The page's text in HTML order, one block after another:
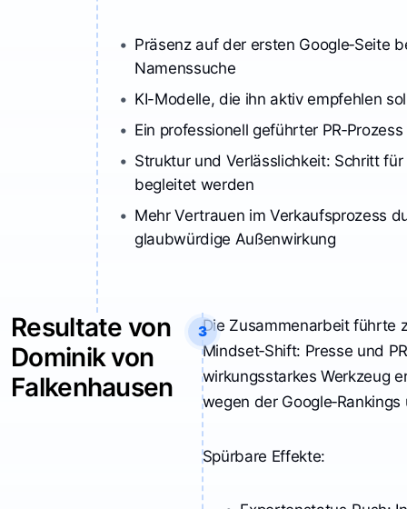
Präsenz auf der ersten Google‑Seite
Namenssuche
KI-Modelle, die ihn aktiv empfehlen
Ein professionell geführter PR‑Prozess
Struktur und Verlässlichkeit: Schritt für
begleitet werden
Mehr Vertrauen im Verkaufsprozess
glaubwürdige Außenwirkung
Resultate von
Dominik von
Falkenhausen
3Die Zusammenarbeit führte
Mindset‑Shift: Presse und
wirkungsstarkes Werkzeug
wegen der Google‑Rankings
Spürbare Effekte: